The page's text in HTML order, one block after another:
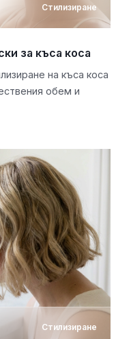
Стилизиране
за къса коса
на къса коса
обем и
Стилизиране